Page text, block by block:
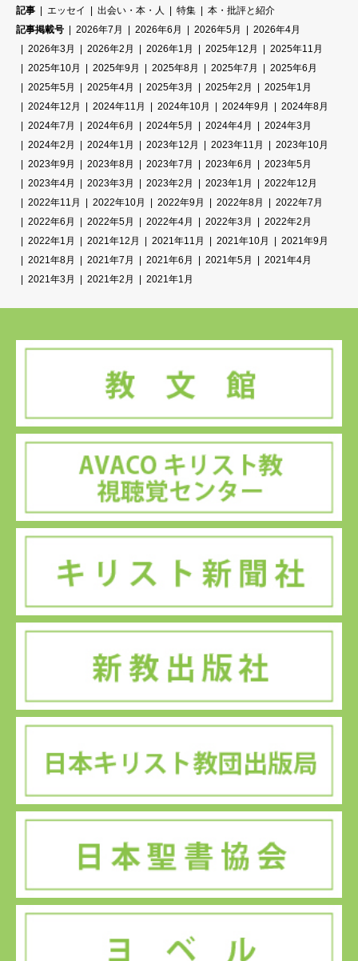
記事
エッセイ 出会い・本・人 特集
本・批評と紹介
記事掲載号
2026年7月 2026年6月 2026年5月
2026年4月
2026年3月
2026年2月 2026年1月 2025年12月
2025年11月
2025年10月
2025年9月 2025年8月 2025年7月
2025年6月
2025年5月
2025年4月 2025年3月 2025年2月
2025年1月
2024年12月
2024年11月 2024年10月 2024年9月
2024年8月
2024年7月
2024年6月 2024年5月 2024年4月
2024年3月
2024年2月
2024年1月 2023年12月 2023年11月
2023年10月
2023年9月
2023年8月 2023年7月 2023年6月
2023年5月
2023年4月
2023年3月 2023年2月 2023年1月
2022年12月
2022年11月
2022年10月 2022年9月 2022年8月
2022年7月
2022年6月
2022年5月 2022年4月 2022年3月
2022年2月
2022年1月
2021年12月 2021年11月 2021年10月
2021年9月
2021年8月
2021年7月 2021年6月 2021年5月
2021年4月
2021年3月
2021年2月 2021年1月